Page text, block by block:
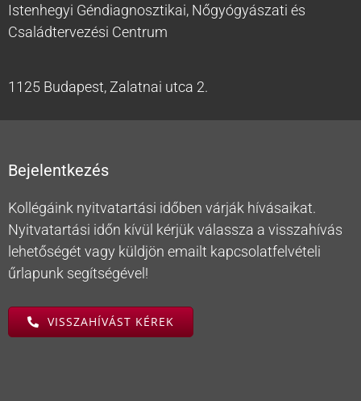
Istenhegyi Géndiagnosztikai, Nőgyógyászati és
Családtervezési Centrum
1125 Budapest, Zalatnai utca 2.
Bejelentkezés
Kollégáink nyitvatartási időben várják hívásaikat.
Nyitvatartási időn kívül kérjük válassza a visszahívás
lehetőségét vagy küldjön emailt kapcsolatfelvételi
űrlapunk segítségével!
VISSZAHÍVÁST KÉREK